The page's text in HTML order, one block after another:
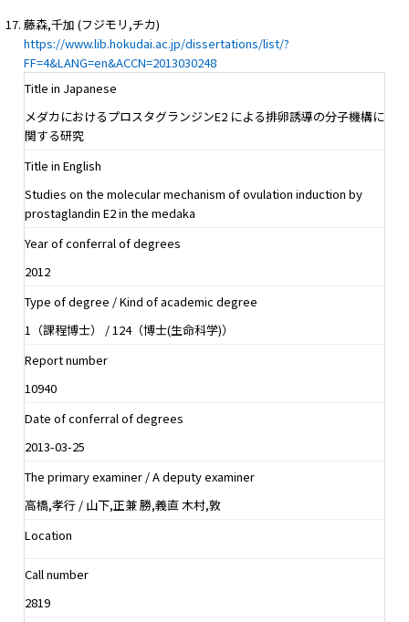
藤森,千加 (フジモリ,チカ)
https://www.lib.hokudai.ac.jp/dissertations/list/?
FF=4&LANG=en&ACCN=2013030248
Title in Japanese
メダカにおけるプロスタグランジンE2 による排卵誘導の分子機構に
関する研究
Title in English
Studies on the molecular mechanism of ovulation induction by
prostaglandin E2 in the medaka
Year of conferral of degrees
2012
Type of degree / Kind of academic degree
1（課程博士） / 124（博士(生命科学)）
Report number
10940
Date of conferral of degrees
2013-03-25
The primary examiner / A deputy examiner
高橋,孝行 / 山下,正兼 勝,義直 木村,敦
Location
Call number
2819